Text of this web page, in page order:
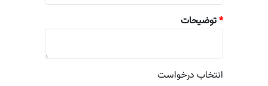
*
انتخاب درخواست